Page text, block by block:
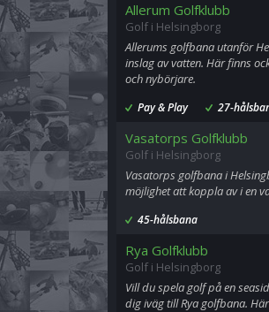
Allerum Golfklubb
Golf i Helsingborg
Allerums golfbana utanför
inslag av vatten. Här finns
och nybörjare.
Pay & Play 27-
Vasatorps Golfklubb
Golf i Helsingborg
Vasatorps golfbana i
möjlighet att koppla av i en
45-hålsbana
Rya Golfklubb
Golf i Helsingborg
Vill du spela golf på en
dig iväg till Rya golfbana.